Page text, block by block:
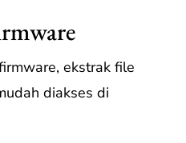
ekstrak file
diakses di